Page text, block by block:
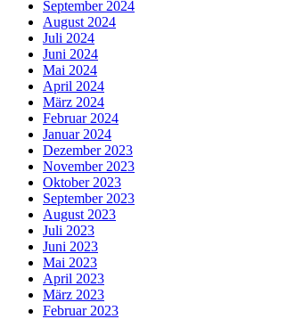
September 2024
August 2024
Juli 2024
Juni 2024
Mai 2024
April 2024
März 2024
Februar 2024
Januar 2024
Dezember 2023
November 2023
Oktober 2023
September 2023
August 2023
Juli 2023
Juni 2023
Mai 2023
April 2023
März 2023
Februar 2023